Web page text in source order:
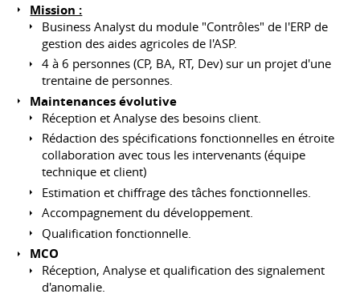
Mission :
Business Analyst du module "Contrôles" de l'ERP de
gestion des aides agricoles de l'ASP.
4 à 6 personnes (CP, BA, RT, Dev) sur un projet d'une
trentaine de personnes.
Maintenances évolutive
Réception et Analyse des besoins client.
Rédaction des spécifications fonctionnelles en étroite
collaboration avec tous les intervenants (équipe
technique et client)
Estimation et chiffrage des tâches fonctionnelles.
Accompagnement du développement.
Qualification fonctionnelle.
MCO
Réception, Analyse et qualification des signalement
d'anomalie.